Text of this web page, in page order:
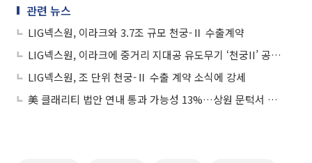
관련 뉴스
LIG넥스원, 이라크와 3.7조 규모 천궁-Ⅱ 수출계약
LIG넥스원, 이라크에 중거리 지대공 유도무기 ‘천궁II’ 공급계약 쾌거
LIG넥스원, 조 단위 천궁-Ⅱ 수출 계약 소식에 강세
美 클래리티 법안 연내 통과 가능성 13%…상원 문턱서 제동